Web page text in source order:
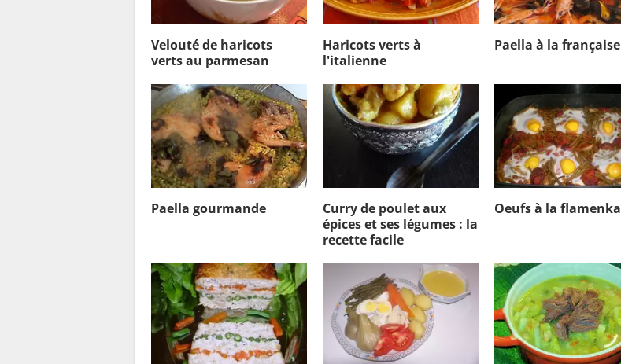
Velouté de haricots
verts au parmesan
Haricots verts à
l'italienne
Paella à la française
Paella gourmande
Curry de poulet aux
épices et ses légumes : la
recette facile
Oeufs à la flamenka